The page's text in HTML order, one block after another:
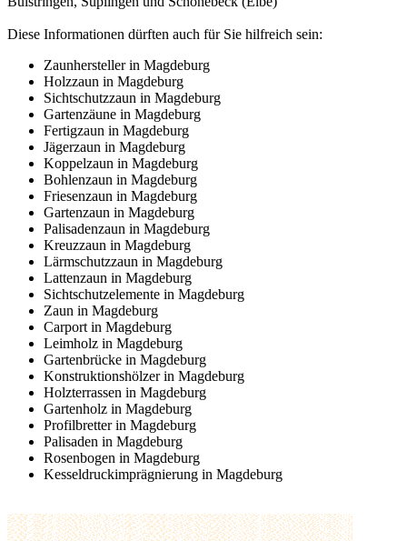
Diese Informationen dürften auch für Sie hilfreich sein:
Zaunhersteller in Magdeburg
Holzzaun in Magdeburg
Sichtschutzzaun in Magdeburg
Gartenzäune in Magdeburg
Fertigzaun in Magdeburg
Jägerzaun in Magdeburg
Koppelzaun in Magdeburg
Bohlenzaun in Magdeburg
Friesenzaun in Magdeburg
Gartenzaun in Magdeburg
Palisadenzaun in Magdeburg
Kreuzzaun in Magdeburg
Lärmschutzzaun in Magdeburg
Lattenzaun in Magdeburg
Sichtschutzelemente in Magdeburg
Zaun in Magdeburg
Carport in Magdeburg
Leimholz in Magdeburg
Gartenbrücke in Magdeburg
Konstruktionshölzer in Magdeburg
Holzterrassen in Magdeburg
Gartenholz in Magdeburg
Profilbretter in Magdeburg
Palisaden in Magdeburg
Rosenbogen in Magdeburg
Kesseldruckimprägnierung in Magdeburg